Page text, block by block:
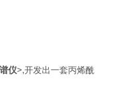
仪>,开发出一套丙烯酰